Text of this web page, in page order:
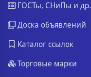
ГОСТы, СНиПы и др.
Доска объявлений
Каталог ссылок
Торговые марки